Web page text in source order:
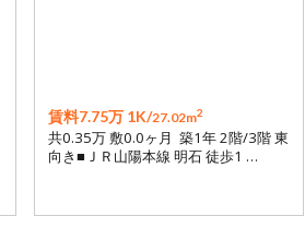
賃料7.75万 1K/27.02m2
共0.35万 敷0.0ヶ月 築1年 2階/3階 東
向き■ＪＲ山陽本線 明石 徒歩1 …